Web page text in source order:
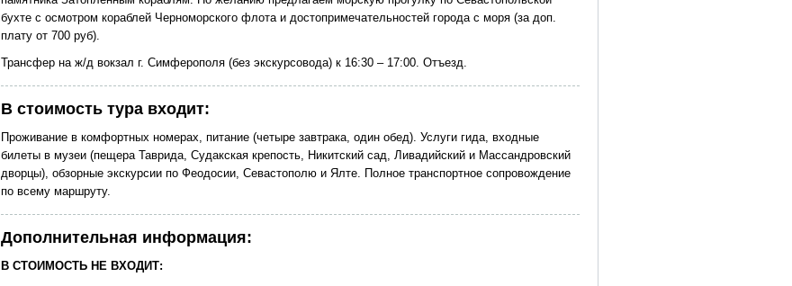
бухте с осмотром кораблей Черноморского флота и достопримечательностей города с моря (за доп.
плату от 700 руб).
Трансфер на ж/д вокзал г. Симферополя (без экскурсовода) к 16:30 – 17:00. Отъезд.
В стоимость тура входит:
Проживание в комфортных номерах, питание (четыре завтрака, один обед). Услуги гида, входные
билеты в музеи (пещера Таврида, Судакская крепость, Никитский сад, Ливадийский и Массандровский
дворцы), обзорные экскурсии по Феодосии, Севастополю и Ялте. Полное транспортное сопровождение
по всему маршруту.
Дополнительная информация:
В СТОИМОСТЬ НЕ ВХОДИТ: